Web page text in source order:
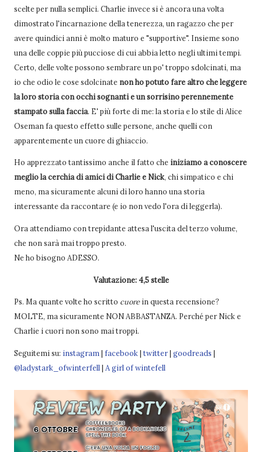
scelte per nulla semplici. Charlie invece si è ancora una volta
dimostrato l'incarnazione della tenerezza, un ragazzo che per
avere quindici anni è molto maturo e "supportive". Insieme sono
una delle coppie più pucciose di cui abbia letto negli ultimi tempi.
Certo, delle volte possono sembrare un po' troppo sdolcinati, ma
io che odio le cose sdolcinate non ho potuto fare altro che leggere
la loro storia con occhi sognanti e un sorrisino perennemente
stampato sulla faccia. E' più forte di me: la storia e lo stile di Alice
Oseman fa questo effetto sulle persone, anche quelli con
apparentemente un cuore di ghiaccio.
Ho apprezzato tantissimo anche il fatto che iniziamo a conoscere
meglio la cerchia di amici di Charlie e Nick, chi simpatico e chi
meno, ma sicuramente alcuni di loro hanno una storia
interessante da raccontare (e io non vedo l'ora di leggerla).
Ora attendiamo con trepidante attesa l'uscita del terzo volume,
che non sarà mai troppo presto.
Ne ho bisogno ADESSO.
Valutazione: 4,5 stelle
Ps. Ma quante volte ho scritto cuorein questa recensione?
MOLTE, ma sicuramente NON ABBASTANZA. Perché per Nick e
Charlie i cuori non sono mai troppi.
Seguitemi su: instagram | facebook| twitter| goodreads |
@ladystark_ofwinterfell | A girl of wintefell